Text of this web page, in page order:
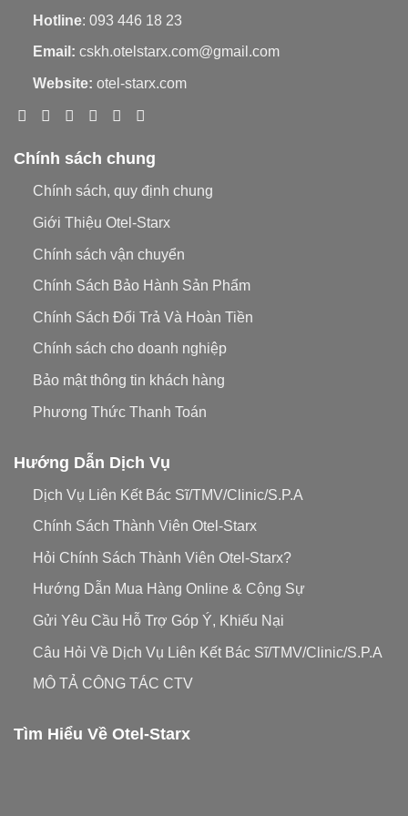
Thành phần chính
Tranexamic Acid (TX): Một hoạt chất giúp làm
trắng sáng da, giảm thiểu sự hình thành
Niacinamide: Một dạng vitamin B3, giúp cải
thiện cấu trúc da, giảm viêm và tăng cường
hồi và săn chắc da, làm dịu và cân bằng da.
Nano Liposome: Công nghệ phương pháp
giúp vận chuyển các hoạt chất sâu vào da,
Công dụng của bộ sản phẩm trắng da mờ
Sữa rửa mặt có kết cấu dạng ampoule tạo bọt
với công thức độc quyền, giúp làn da được
Tranexamic Acid (TX) làm sáng da, giảm sắc tố
melanin, cải thiện những vùng da tối màu đốm
nâu, tàn nhang rõ rệt.
dầu cọ, dầu ô liu, dầu bơ ) bằng áp suất thẩm
thấu và mất 1000 giờ để sản xuất. Làm tan các
Ngoài ra, sữa rửa mặt còn chứa thêm các
Hotline: 093 446 18 23
Email: cskh.otelstarx.com@gmail.com
Website: otel-starx.com
Chính sách chung
Chính sách, quy định chung
Giới Thiệu Otel-Starx
Chính sách vận chuyển
Chính Sách Bảo Hành Sản Phẩm
Chính Sách Đổi Trả Và Hoàn Tiền
Chính sách cho doanh nghiệp
Bảo mật thông tin khách hàng
Phương Thức Thanh Toán
Hướng Dẫn Dịch Vụ
Dịch Vụ Liên Kết Bác Sĩ/TMV/Clinic/S.P.A
Chính Sách Thành Viên Otel-Starx
Hỏi Chính Sách Thành Viên Otel-Starx?
Hướng Dẫn Mua Hàng Online & Cộng Sự
Gửi Yêu Cầu Hỗ Trợ Góp Ý, Khiếu Nại
Câu Hỏi Về Dịch Vụ Liên Kết Bác Sĩ/TMV/Clinic/S.P.A
MÔ TẢ CÔNG TÁC CTV
Tìm Hiểu Về Otel-Starx